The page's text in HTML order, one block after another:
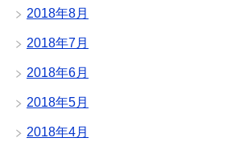
2018年8月
2018年7月
2018年6月
2018年5月
2018年4月